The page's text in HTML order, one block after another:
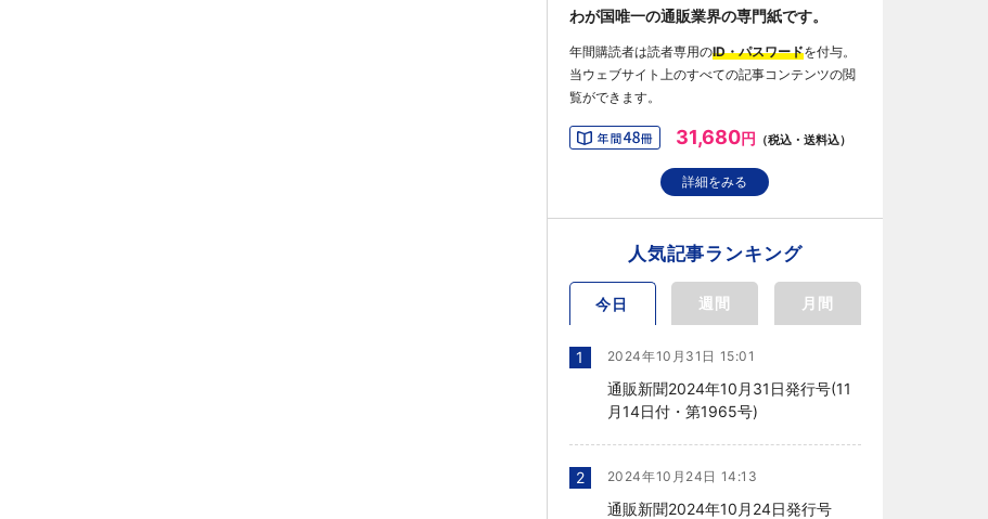
わが国唯一の通販業界の専門紙です。
年間購読者は読者専用のID・パスワードを付与。
当ウェブサイト上のすべての記事コンテンツの閲
覧ができます。
31,680円 （税込・送料込）
詳細をみる
人気記事ランキング
今日 週間 月間
1 2024年10月31日 15:01
通販新聞2024年10月31日発行号(11
月14日付・第1965号)
2 2024年10月24日 14:13
通販新聞2024年10月24日発行号